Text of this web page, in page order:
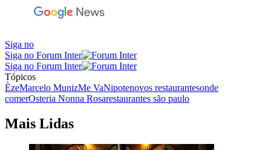
Siga no
Siga no Forum Inter
Siga no Forum Inter
Tópicos
ÈzeMarcelo MunizMe VaNipotenovos restaurantesonde
comerOsteria Nonna Rosarestaurantes são paulo
Mais Lidas